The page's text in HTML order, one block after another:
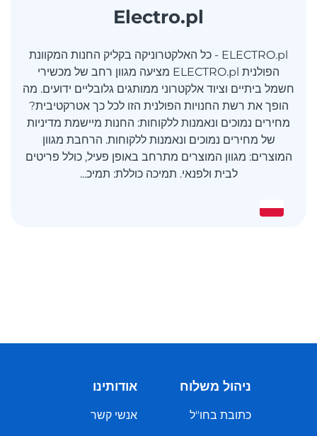
Electro.pl
ELECTRO.pl - כל האלקטרוניקה בקליק החנות המקוונת
הפולנית ELECTRO.pl מציעה מגוון רחב של מכשירי
חשמל ביתיים וציוד אלקטרוני ממותגים גלובליים ידועים. מה
הופך את רשת החנויות הפולנית הזו לכל כך אטרקטיבית?
מחירים נמוכים ונאמנות ללקוחות: החנות מיישמת מדיניות
של מחירים נמוכים ונאמנות ללקוחות. הרחבת מגוון
המוצרים: מגוון המוצרים מתרחב באופן פעיל, כולל פריטים
לבית ולפנאי. תמיכה כוללת: תמיכ...
ניהול משלוח
כתובת בחו"ל
אודותינו
אנשי קשר